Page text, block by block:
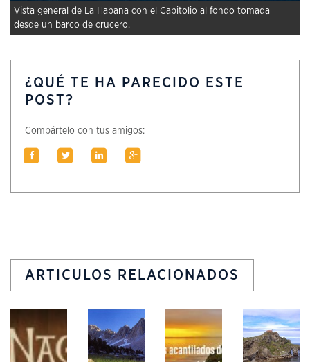
Vista general de La Habana con el Capitolio al fondo tomada
desde un barco de crucero.
¿QUÉ TE HA PARECIDO ESTE
POST?
Compártelo con tus amigos:
ARTICULOS RELACIONADOS